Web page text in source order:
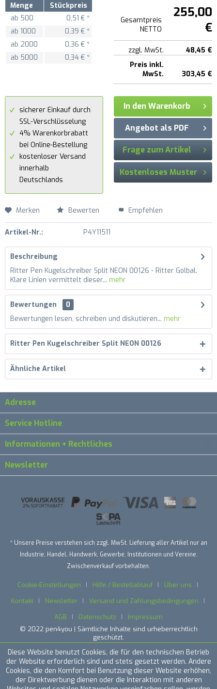
Menge
Stückpreis
ab 500
0,51 € *
ab 1000
0,39 € *
ab 2000
0,36 € *
ab 5000 0,34 € *
Gesamtpreis
NETTO
255,00
€
zzgl. MwSt.
48,45 €
Preis inkl.
MwSt.
303,45 €
sicherer Einkauf durch
SSL-Verschlüsselung
4% Warenkorbrabatt
bei Online-Bestellung
kostenloser Versand
innerhalb
Deutschlands
In den Warenkorb
Angebot als PDF
Frage zum Artikel
Kostenloses Muster
Merken Bewerten Empfehlen
Artikel-Nr.: P4Y11511
Beschreibung
Ritter Pen Kugelschreiber Split NEON 00126 - Ritter Golbal.
Klare Linien vermittelt dieser... mehr
Bewertungen
0
Bewertungen lesen, schreiben und diskutieren... mehr
Ritter Pen Kugelschreiber Split NEON 00126
Ähnliche Artikel
Adresse
Service Hotline
Informationen + Rechtliches
Newsletter
* Unsere Preise verstehen sich zzgl. MwSt. Lieferung aller Artikel nur an
Industrie, Handel, Handwerk, Gewerbe, Institutionen und Vereine.
Zwischenverkauf vorbehalten.
Cookie-Einstellungen Hilfe / Bestellablauf
Über uns
Kontakt
Newsletter
Versand und Zahlungsbedingungen
AGB
Datenschutz
Impressum
© 2022 pen4you | Sämtliche Inhalte sind urheberrechtlich
geschützt.
Diese Website benutzt Cookies, die für den technischen Betrieb
der Website erforderlich sind und stets gesetzt werden. Andere
Cookies, die den Komfort bei Benutzung dieser Website erhöhen,
der Direktwerbung dienen oder die Interaktion mit anderen